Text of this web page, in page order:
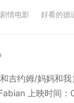
情电影 好看的德
吉约姆/妈妈和
上映时间